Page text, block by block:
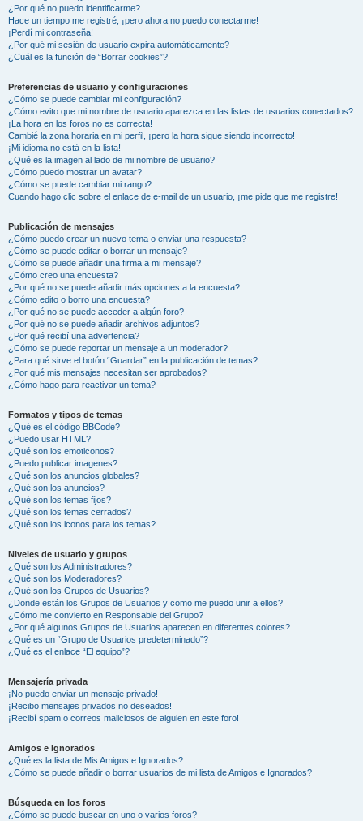
¿Por qué no puedo identificarme?
Hace un tiempo me registré, ¡pero ahora no puedo conectarme!
¡Perdí mi contraseña!
¿Por qué mi sesión de usuario expira automáticamente?
¿Cuál es la función de “Borrar cookies”?
Preferencias de usuario y configuraciones
¿Cómo se puede cambiar mi configuración?
¿Cómo evito que mi nombre de usuario aparezca en las listas de usuarios conectados?
¡La hora en los foros no es correcta!
Cambié la zona horaria en mi perfil, ¡pero la hora sigue siendo incorrecto!
¡Mi idioma no está en la lista!
¿Qué es la imagen al lado de mi nombre de usuario?
¿Cómo puedo mostrar un avatar?
¿Cómo se puede cambiar mi rango?
Cuando hago clic sobre el enlace de e-mail de un usuario, ¡me pide que me registre!
Publicación de mensajes
¿Cómo puedo crear un nuevo tema o enviar una respuesta?
¿Cómo se puede editar o borrar un mensaje?
¿Cómo se puede añadir una firma a mi mensaje?
¿Cómo creo una encuesta?
¿Por qué no se puede añadir más opciones a la encuesta?
¿Cómo edito o borro una encuesta?
¿Por qué no se puede acceder a algún foro?
¿Por qué no se puede añadir archivos adjuntos?
¿Por qué recibí una advertencia?
¿Cómo se puede reportar un mensaje a un moderador?
¿Para qué sirve el botón “Guardar” en la publicación de temas?
¿Por qué mis mensajes necesitan ser aprobados?
¿Cómo hago para reactivar un tema?
Formatos y tipos de temas
¿Qué es el código BBCode?
¿Puedo usar HTML?
¿Qué son los emoticonos?
¿Puedo publicar imagenes?
¿Qué son los anuncios globales?
¿Qué son los anuncios?
¿Qué son los temas fijos?
¿Qué son los temas cerrados?
¿Qué son los iconos para los temas?
Niveles de usuario y grupos
¿Qué son los Administradores?
¿Qué son los Moderadores?
¿Qué son los Grupos de Usuarios?
¿Donde están los Grupos de Usuarios y como me puedo unir a ellos?
¿Cómo me convierto en Responsable del Grupo?
¿Por qué algunos Grupos de Usuarios aparecen en diferentes colores?
¿Qué es un “Grupo de Usuarios predeterminado”?
¿Qué es el enlace “El equipo”?
Mensajería privada
¡No puedo enviar un mensaje privado!
¡Recibo mensajes privados no deseados!
¡Recibí spam o correos maliciosos de alguien en este foro!
Amigos e Ignorados
¿Qué es la lista de Mis Amigos e Ignorados?
¿Cómo se puede añadir o borrar usuarios de mi lista de Amigos e Ignorados?
Búsqueda en los foros
¿Cómo se puede buscar en uno o varios foros?